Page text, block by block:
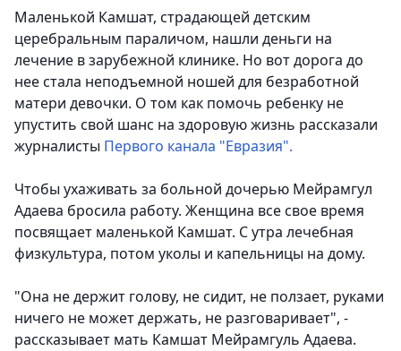
Маленькой Камшат, страдающей детским
церебральным параличом, нашли деньги на
лечение в зарубежной клинике. Но вот дорога до
нее стала неподъемной ношей для безработной
матери девочки. О том как помочь ребенку не
упустить свой шанс на здоровую жизнь рассказали
журналисты Первого канала "Евразия".
Чтобы ухаживать за больной дочерью Мейрамгул
Адаева бросила работу. Женщина все свое время
посвящает маленькой Камшат. С утра лечебная
физкультура, потом уколы и капельницы на дому.
"Она не держит голову, не сидит, не ползает, руками
ничего не может держать, не разговаривает", -
рассказывает мать Камшат Мейрамгуль Адаева.